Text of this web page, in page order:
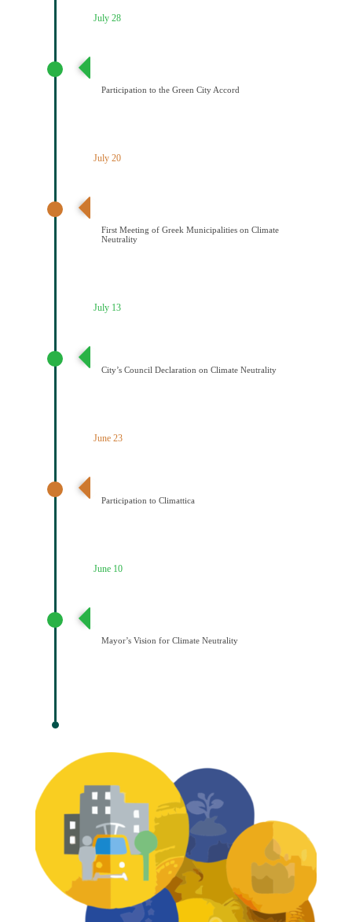
July 28
Participation to the Green City Accord
July 20
First Meeting of Greek Municipalities on Climate
Neutrality
July 13
City’s Council Declaration on Climate Neutrality
June 23
Participation to Climattica
June 10
Mayor’s Vision for Climate Neutrality